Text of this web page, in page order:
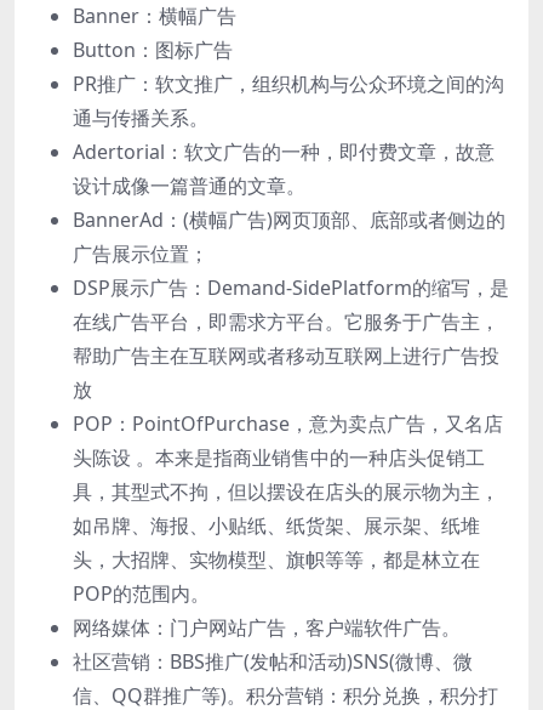
Banner：横幅⼴告
Button：图标⼴告
PR推⼴：软⽂推⼴，组织机构与公众环境之间的沟
通与传播关系。
Adertorial：软⽂⼴告的⼀种，即付费⽂章，故意
设计成像⼀篇普通的⽂章。
BannerAd：(横幅⼴告)⽹⻚顶部、底部或者侧边的
⼴告展示位置；
DSP展示⼴告：Demand-SidePlatform的缩写，是
在线⼴告平台，即需求⽅平台。它服务于⼴告主，
帮助⼴告主在互联⽹或者移动互联⽹上进⾏⼴告投
放
POP：PointOfPurchase，意为卖点⼴告，⼜名店
头陈设 。本来是指商业销售中的⼀种店头促销⼯
具，其型式不拘，但以摆设在店头的展示物为主，
如吊牌、海报、⼩贴纸、纸货架、展示架、纸堆
头，⼤招牌、实物模型、旗帜等等，都是林⽴在
POP的范围内。
⽹络媒体：⻔户⽹站⼴告，客户端软件⼴告。
社区营销：BBS推⼴(发帖和活动)SNS(微博、微
信、QQ群推⼴等)。积分营销：积分兑换，积分打